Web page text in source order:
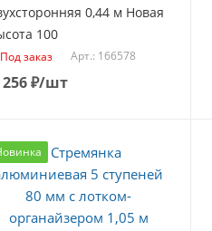
0,44 м Новая
100
Под заказ Арт.: 166578
₽/шт